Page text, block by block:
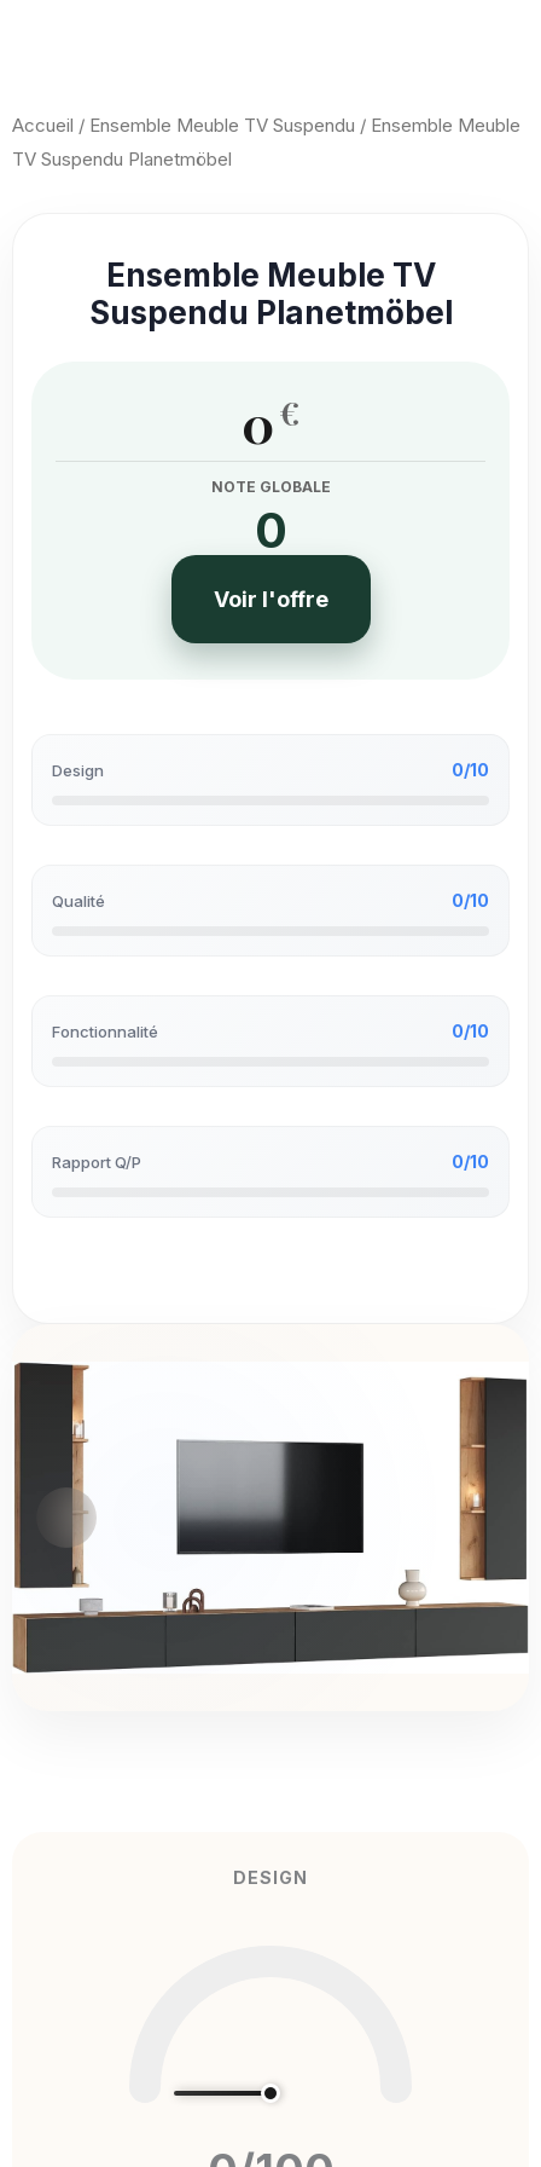
Accueil / Ensemble Meuble TV Suspendu / Ensemble Meuble
TV Suspendu Planetmöbel
Ensemble Meuble TV
Suspendu Planetmöbel
0€
NOTE GLOBALE
0
Voir l'offre
Design 0/10
Qualité 0/10
Fonctionnalité 0/10
Rapport Q/P 0/10
DESIGN